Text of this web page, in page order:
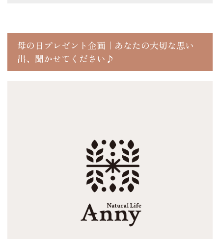
母の日プレゼント企画｜あなたの大切な思い
出、聞かせてください♪